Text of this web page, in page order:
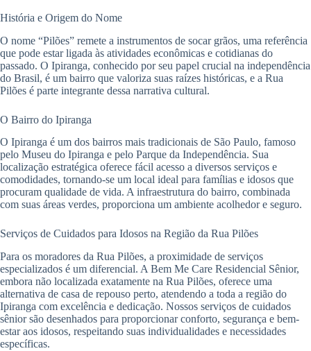
História e Origem do Nome
O nome “Pilões” remete a instrumentos de socar grãos, uma referência
que pode estar ligada às atividades econômicas e cotidianas do
passado. O Ipiranga, conhecido por seu papel crucial na independência
do Brasil, é um bairro que valoriza suas raízes históricas, e a Rua
Pilões é parte integrante dessa narrativa cultural.
O Bairro do Ipiranga
O Ipiranga é um dos bairros mais tradicionais de São Paulo, famoso
pelo Museu do Ipiranga e pelo Parque da Independência. Sua
localização estratégica oferece fácil acesso a diversos serviços e
comodidades, tornando-se um local ideal para famílias e idosos que
procuram qualidade de vida. A infraestrutura do bairro, combinada
com suas áreas verdes, proporciona um ambiente acolhedor e seguro.
Serviços de Cuidados para Idosos na Região da Rua Pilões
Para os moradores da Rua Pilões, a proximidade de serviços
especializados é um diferencial. A Bem Me Care Residencial Sênior,
embora não localizada exatamente na Rua Pilões, oferece uma
alternativa de casa de repouso perto, atendendo a toda a região do
Ipiranga com excelência e dedicação. Nossos serviços de cuidados
sênior são desenhados para proporcionar conforto, segurança e bem-
estar aos idosos, respeitando suas individualidades e necessidades
específicas.